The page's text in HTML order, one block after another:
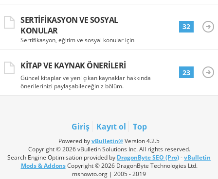
SERTIFIKASYON VE SOSYAL
KONULAR
Sertifikasyon, eğitim ve sosyal konular için
32
KITAP VE KAYNAK ÖNERILERI
Güncel kitaplar ve yeni çıkan kaynaklar hakkında
önerilerinizi paylaşabileceğiniz bölüm.
23
Giriş Kayıt ol Top
Powered byvBulletin®Version 4.2.5
Copyright © 2026 vBulletin Solutions Inc. All rights reserved.
Search Engine Optimisation provided by DragonByte SEO (Pro)-vBulletin
Mods & AddonsCopyright © 2026 DragonByte Technologies Ltd.
mshowto.org | 2005 - 2019